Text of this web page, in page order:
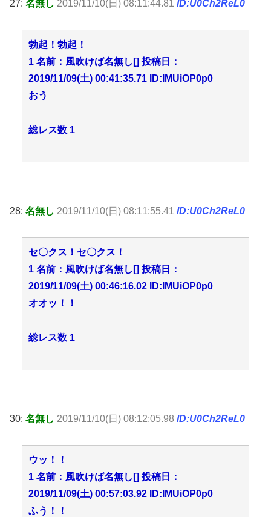
27: 名無し 2019/11/10(日) 08:11:44.81 ID:U0Ch2ReL0
勃起！勃起！
1 名前：風吹けば名無し[] 投稿日：
2019/11/09(土) 00:41:35.71 ID:IMUiOP0p0
おう
総レス数 1
28: 名無し 2019/11/10(日) 08:11:55.41 ID:U0Ch2ReL0
セ〇クス！セ〇クス！
1 名前：風吹けば名無し[] 投稿日：
2019/11/09(土) 00:46:16.02 ID:IMUiOP0p0
オオッ！！
総レス数 1
30: 名無し 2019/11/10(日) 08:12:05.98 ID:U0Ch2ReL0
ウッ！！
1 名前：風吹けば名無し[] 投稿日：
2019/11/09(土) 00:57:03.92 ID:IMUiOP0p0
ふう！！